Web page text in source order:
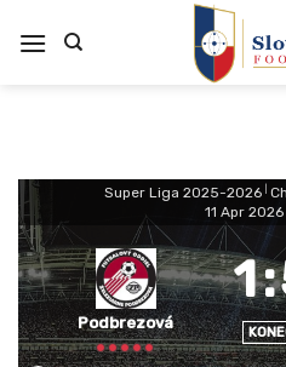
na
Super Liga 2025-2026
11 Apr 2026
Podbrezová
1: